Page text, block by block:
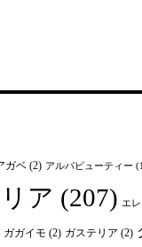
ガベ (2) アルバビューティー
ア (207) エ
ガガイモ (2) ガステリア (2)